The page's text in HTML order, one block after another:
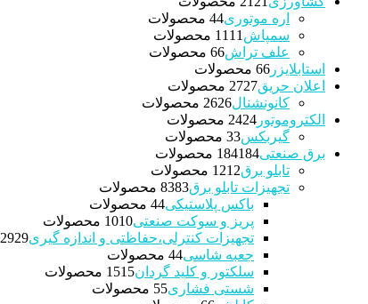
اره موتوری 44 محصولات
سمپاش
11 11 محصولات
علف تراش 66 محصولات
استابلایزر
66 محصولات
اعلان حریق
2727 محصولات
کانونشنال
2626 محصولات
الکتروموتور
2424 محصولات
گیربکس 33 محصولات
برق صنعتی
184184 محصولات
تابلو برق
1212 محصولات
تجهیزات تابلو برق
8383 محصولات
باکس پلاستیکی 44 محصولات
پریز و سوکت صنعتی
1010 محصولات
تجهیزات کنترلی،حفاظتی و اندازه گیری
2929 محصولات
جعبه شاسی 44 محصولات
سلکتور و کلید گردان
1515 محصولات
شستی فشاری 55 محصولات